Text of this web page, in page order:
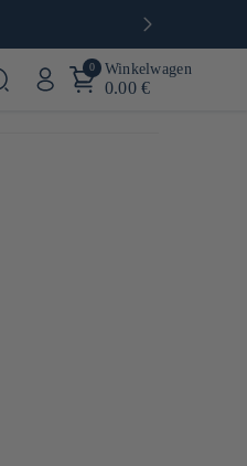
0 Winkelwagen
0.00 €